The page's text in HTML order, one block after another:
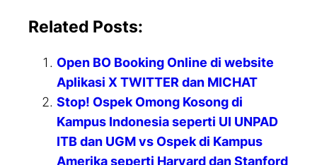
Related Posts:
Open BO Booking Online di website
Aplikasi X TWITTER dan MICHAT
Stop! Ospek Omong Kosong di
Kampus Indonesia seperti UI UNPAD
ITB dan UGM vs Ospek di Kampus
Amerika seperti Harvard dan Stanford